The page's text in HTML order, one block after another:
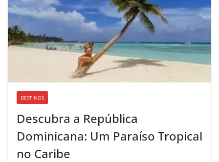
DESTINOS
Descubra a República
Dominicana: Um Paraíso Tropical
no Caribe